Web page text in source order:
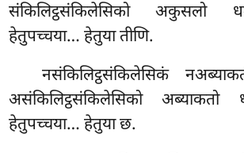
संकिलिट्ठसंकिलेसिको अकुसलो
हेतुपच्चया… हेतुया तीणि.
नसंकिलिट्ठसंकिलेसिकं
असंकिलिट्ठसंकिलेसिकोअब्याकतो
हेतुपच्चया… हेतुया छ.